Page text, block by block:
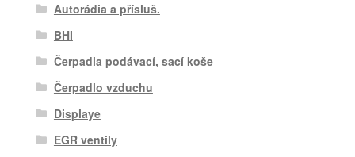
Autorádia a přísluš.
BHI
Čerpadla podávací, sací koše
Čerpadlo vzduchu
Displaye
EGR ventily